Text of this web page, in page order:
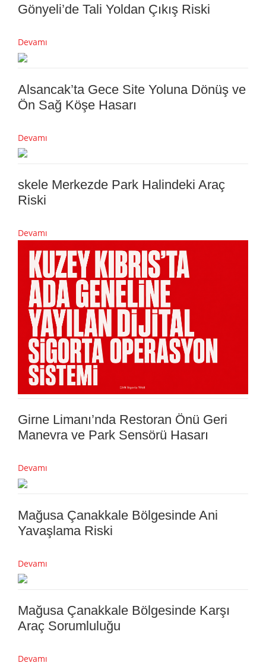
Gönyeli’de Tali Yoldan Çıkış Riski
Devamı
Alsancak’ta Gece Site Yoluna Dönüş ve
Ön Sağ Köşe Hasarı
Devamı
skele Merkezde Park Halindeki Araç
Riski
Devamı
Girne Limanı’nda Restoran Önü Geri
Manevra ve Park Sensörü Hasarı
Devamı
Mağusa Çanakkale Bölgesinde Ani
Yavaşlama Riski
Devamı
Mağusa Çanakkale Bölgesinde Karşı
Araç Sorumluluğu
Devamı